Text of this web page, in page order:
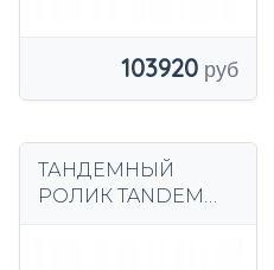
103920
ТАНДЕМНЫЙ
РОЛИК TANDEM